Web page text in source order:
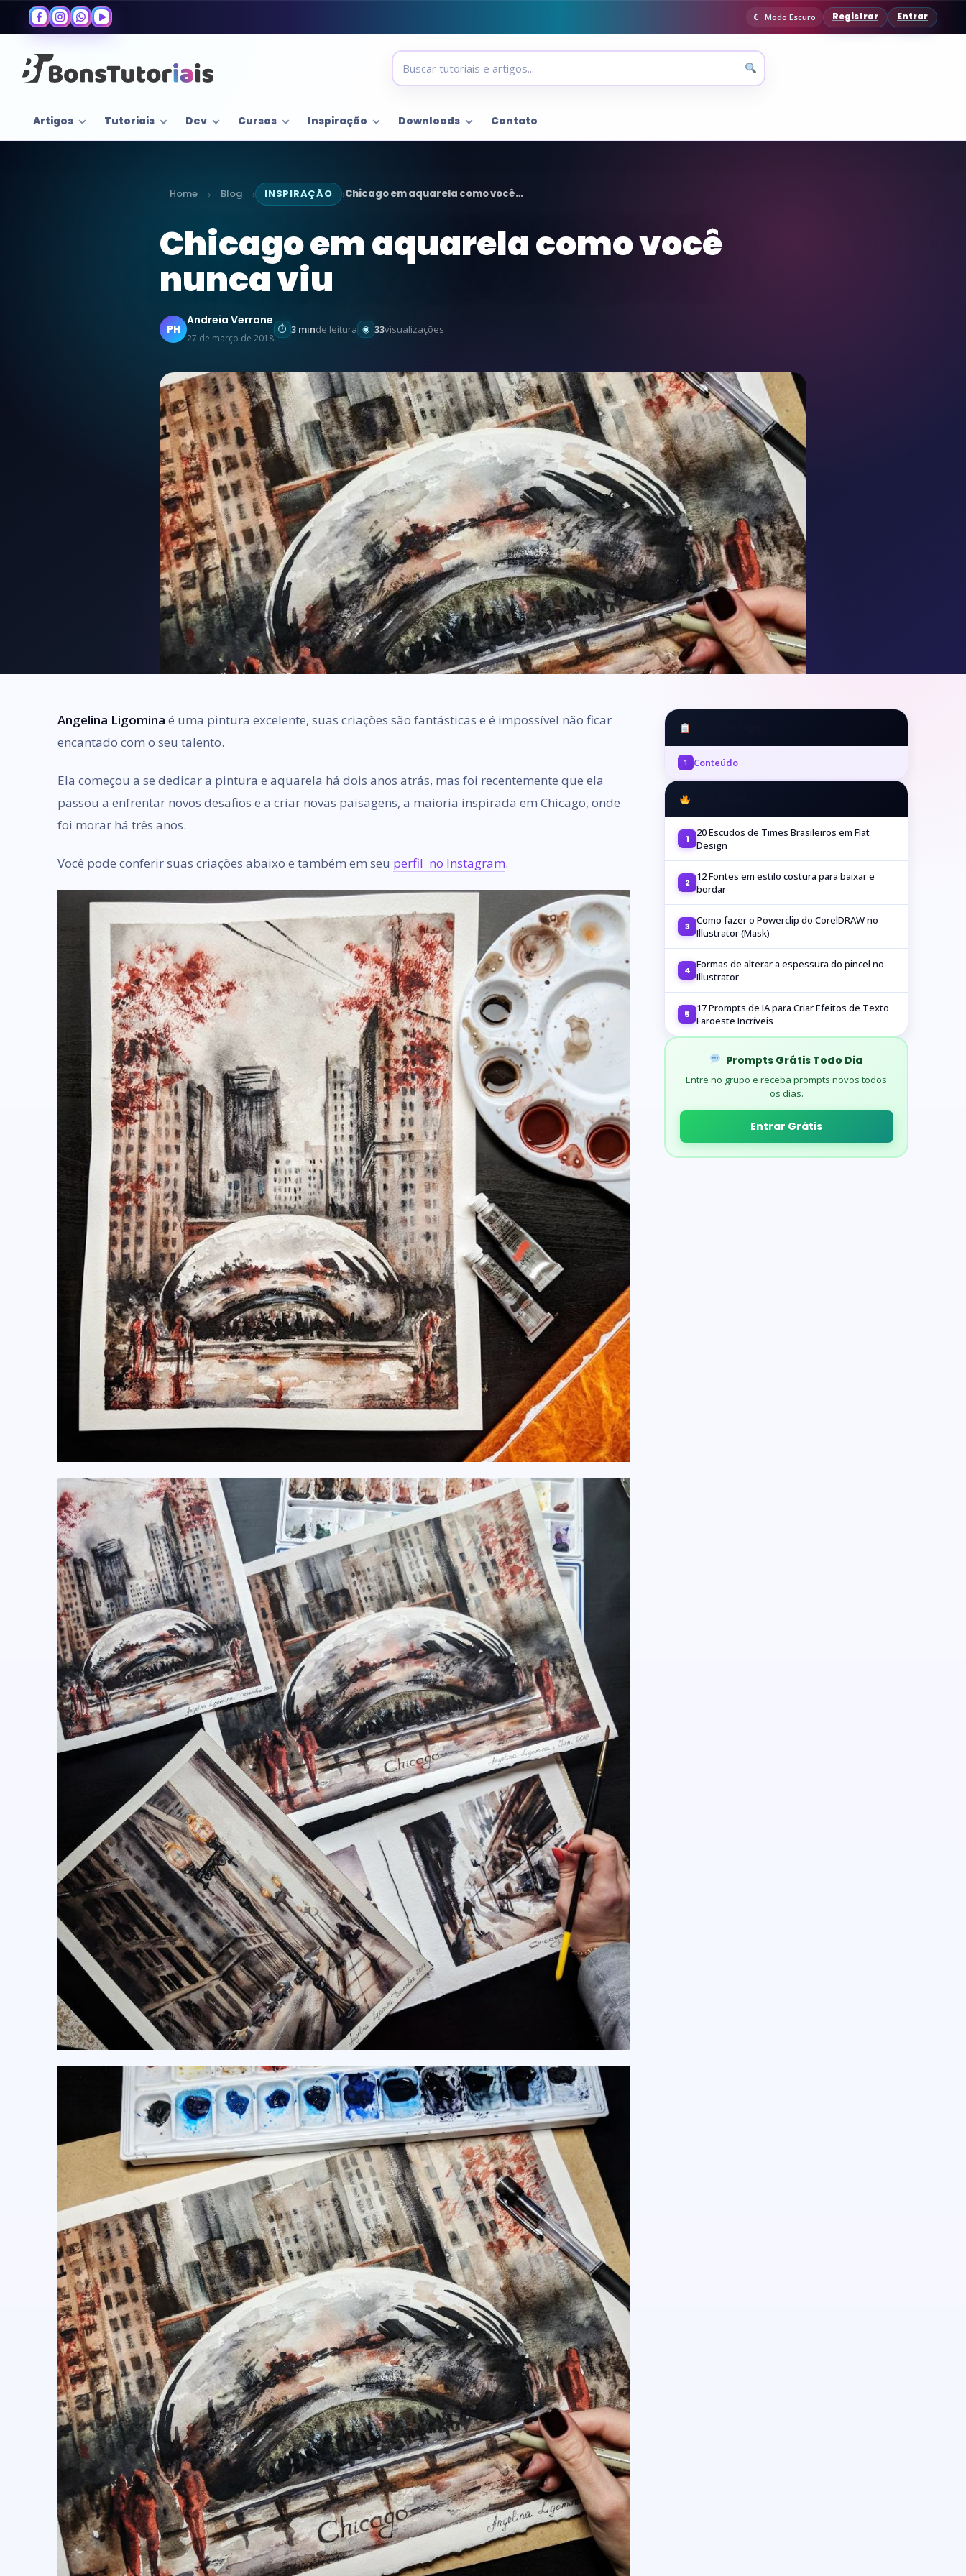
Modo Escuro Registrar Entrar
Artigos Tutoriais Dev Cursos Inspiração Downloads Contato
Home › Blog › INSPIRAÇÃO ›Chicago em aquarela como você…
Chicago em aquarela como você
nunca viu
PH
Andreia Verrone
27 de março de 2018
3 minde leitura 33visualizações
Angelina Ligomina é uma pintura excelente, suas criações são fantásticas e é impossível não ficar
encantado com o seu talento.
Ela começou a se dedicar a pintura e aquarela há dois anos atrás, mas foi recentemente que ela
passou a enfrentar novos desafios e a criar novas paisagens, a maioria inspirada em Chicago, onde
foi morar há três anos.
Você pode conferir suas criações abaixo e também em seu perfil no Instagram.
1 Conteúdo
1
20 Escudos de Times Brasileiros em Flat
Design
2
12 Fontes em estilo costura para baixar e
bordar
3 Como fazer o Powerclip do CorelDRAW no
Illustrator (Mask)
4 Formas de alterar a espessura do pincel no
Illustrator
5
17 Prompts de IA para Criar Efeitos de Texto
Faroeste Incríveis
Prompts Grátis Todo Dia
Entre no grupo e receba prompts novos todos
os dias.
Entrar Grátis